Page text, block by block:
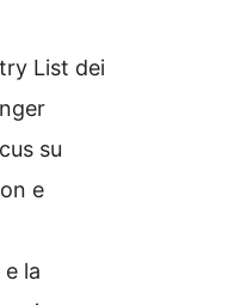
List dei
su
e
la